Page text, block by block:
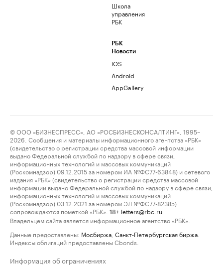
Школа
управления
РБК
РБК
Новости
iOS
Android
AppGallery
© ООО «БИЗНЕСПРЕСС», АО «РОСБИЗНЕСКОНСАЛТИНГ», 1995–
2026. Сообщения и материалы информационного агентства «РБК»
(свидетельство о регистрации средства массовой информации
выдано Федеральной службой по надзору в сфере связи,
информационных технологий и массовых коммуникаций
(Роскомнадзор) 09.12.2015 за номером ИА №ФС77-63848) и сетевого
издания «РБК» (свидетельство о регистрации средства массовой
информации выдано Федеральной службой по надзору в сфере связи,
информационных технологий и массовых коммуникаций
(Роскомнадзор) 03.12.2021 за номером ЭЛ №ФС77-82385)
сопровождаются пометкой «РБК».
18+ letters@rbc.ru
Владельцем сайта является информационное агентство «РБК».
Данные предоставлены: Мосбиржа Санкт-Петербургская биржа
Индексы облигаций предоставлены Cbonds.
Информация об ограничениях